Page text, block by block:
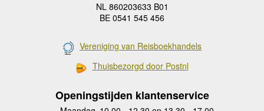
NL 860203633 B01
BE 0541 545 456
Vereniging van Reisboekhandels
Thuisbezorgd door Postnl
Openingstijden klantenservice